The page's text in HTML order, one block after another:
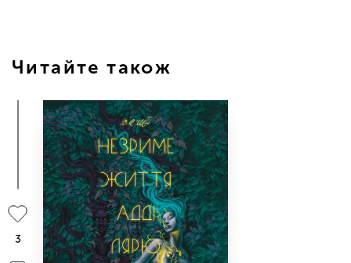
Читайте також
3